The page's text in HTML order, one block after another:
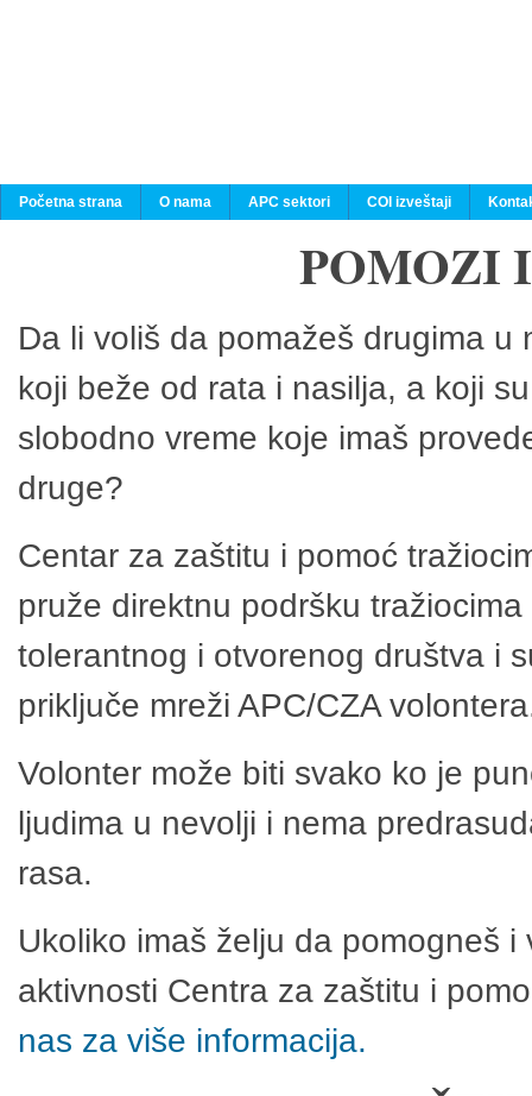
Početna strana O nama APC sektori COI izveštaji
POMOZI
Da li voliš da pomažeš drugima
koji beže od rata i nasilja, a koji
slobodno vreme koje imaš
druge?
Centar za zaštitu i pomoć
pruže direktnu podršku
tolerantnog i otvorenog društva i
priključe mreži APC/CZA
Volonter može biti svako ko je
ljudima u nevolji i nema
rasa.
Ukoliko imaš želju da pomogneš
aktivnosti Centra za zaštitu i
nas za više informacija.